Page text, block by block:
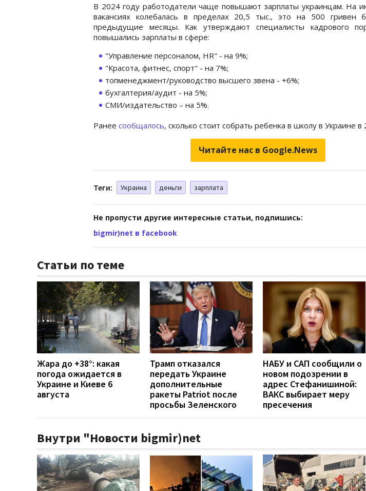
В 2024 году работодатели чаще повышают зарплаты украинцам. На
вакансиях колебалась в пределах 20,5 тыс., это на 500 гривен
предыдущие месяцы. Как утверждают специалисты кадрового
повышались зарплаты в сфере:
"Управление персоналом, HR" - на 9%;
"Красота, фитнес, спорт" - на 7%;
топменеджмент/руководство высшего звена - +6%;
бухгалтерия/аудит - на 5%;
СМИ/издательство – на 5%.
Ранее сообщалось, сколько стоит собрать ребенка в школу в Украине в
Читайте нас в Google.News
Теги: Украина деньги зарплата
Не пропусти другие интересные статьи, подпишись:
bigmir)net в facebook
Статьи по теме
Жара до +38°: какая
погода ожидается в
Украине и Киеве 6
августа
Трамп отказался
передать Украине
дополнительные
ракеты Patriot после
просьбы Зеленского
НАБУ и САП сообщили о
новом подозрении в
адрес Стефанишиной:
ВАКС выбирает меру
пресечения
Внутри "Новости bigmir)net